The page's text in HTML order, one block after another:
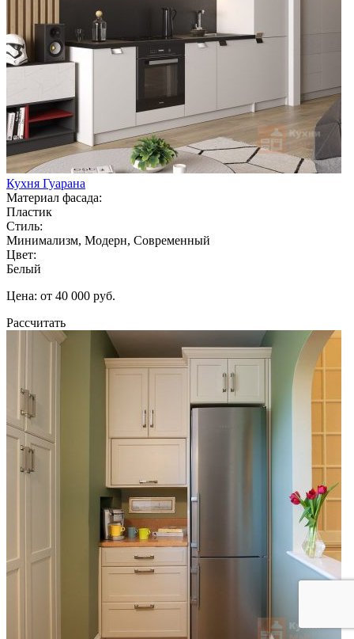
Кухня Гуарана
Материал фасада:
Пластик
Стиль:
Минимализм, Модерн, Современный
Цвет:
Белый
Цена: от 40 000 руб.
Рассчитать